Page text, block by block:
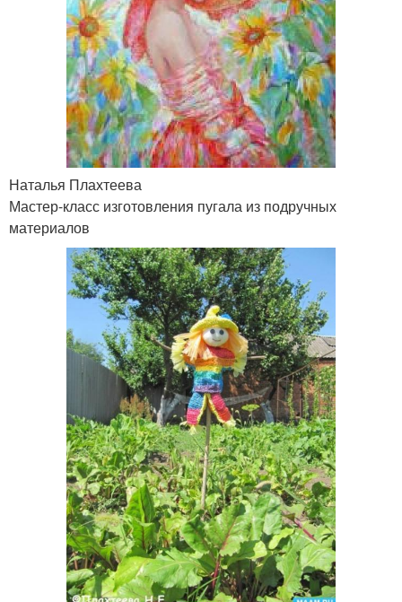
Наталья Плахтеева
Мастер-класс изготовления пугала из подручных
материалов